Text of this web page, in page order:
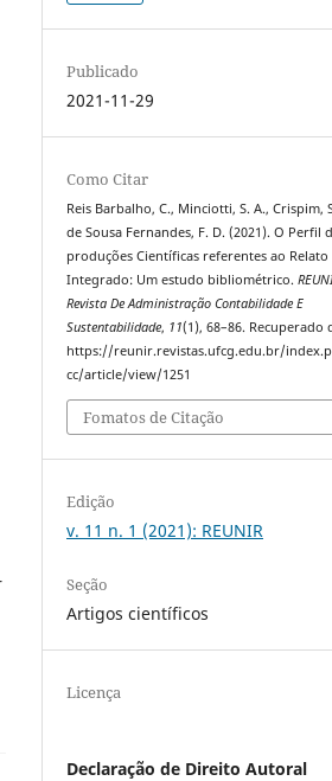
Publicado
2021-11-29
Como Citar
Reis Barbalho, C., Minciotti, S. A., Crispim,
de Sousa Fernandes, F. D. (2021). O Perfil
produções Científicas referentes ao Relato
Integrado: Um estudo bibliométrico.
Revista De Administração Contabilidade E
Sustentabilidade, 11(1), 68–86. Recuperado
https://reunir.revistas.ufcg.edu.br/
cc/article/view/1251
Fomatos de Citação
Edição
v. 11 n. 1 (2021): REUNIR
Seção
Artigos científicos
Licença
Declaração de Direito Autoral